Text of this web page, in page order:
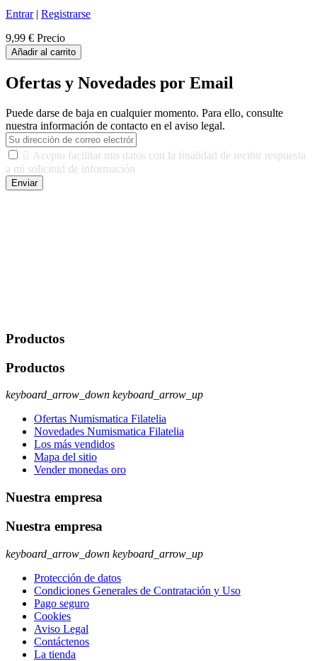
Entrar| Registrarse
9,99 € Precio
Añadir al carrito
Ofertas y Novedades por Email
Puede darse de baja en cualquier momento. Para ello, consulte
nuestra información de contacto en el aviso legal.
 Acepto facilitar mis datos con la finalidad de recibir respuesta
a mi solicitud de información
Enviar
Productos
Productos
keyboard_arrow_down keyboard_arrow_up
Ofertas Numismatica Filatelia
Novedades Numismatica Filatelia
Los más vendidos
Mapa del sitio
Vender monedas oro
Nuestra empresa
Nuestra empresa
keyboard_arrow_down keyboard_arrow_up
Protección de datos
Condiciones Generales de Contratación y Uso
Pago seguro
Cookies
Aviso Legal
Contáctenos
La tienda